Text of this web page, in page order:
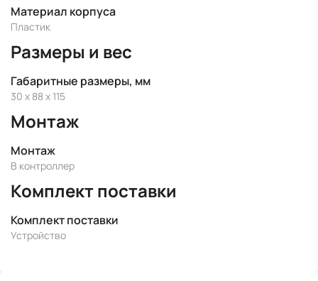
Материал корпуса
Пластик
Размеры и вес
Габаритные размеры, мм
30 x 88 x 115
Монтаж
Монтаж
В контроллер
Комплект поставки
Комплект поставки
Устройство